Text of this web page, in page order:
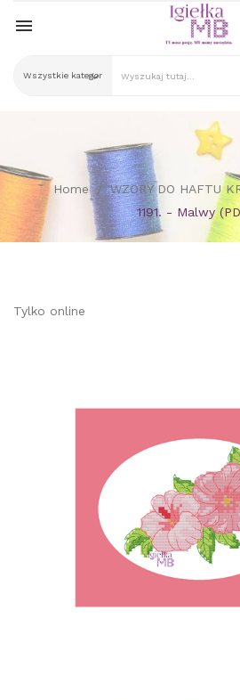

Home
WZORY DO HAFTU
1191. - Malwy
Tylko online